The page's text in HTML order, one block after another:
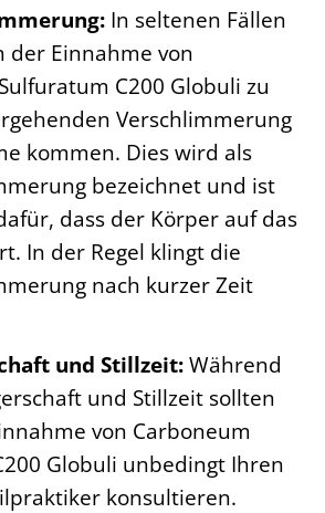
In seltenen Fällen
der Einnahme von
C200 Globuli zu
Verschlimmerung
kommen. Dies wird als
bezeichnet und ist
dass der Körper auf das
In der Regel klingt die
nach kurzer Zeit
und Stillzeit:Während
und Stillzeit sollten
von Carboneum
Globuli unbedingt Ihren
konsultieren.